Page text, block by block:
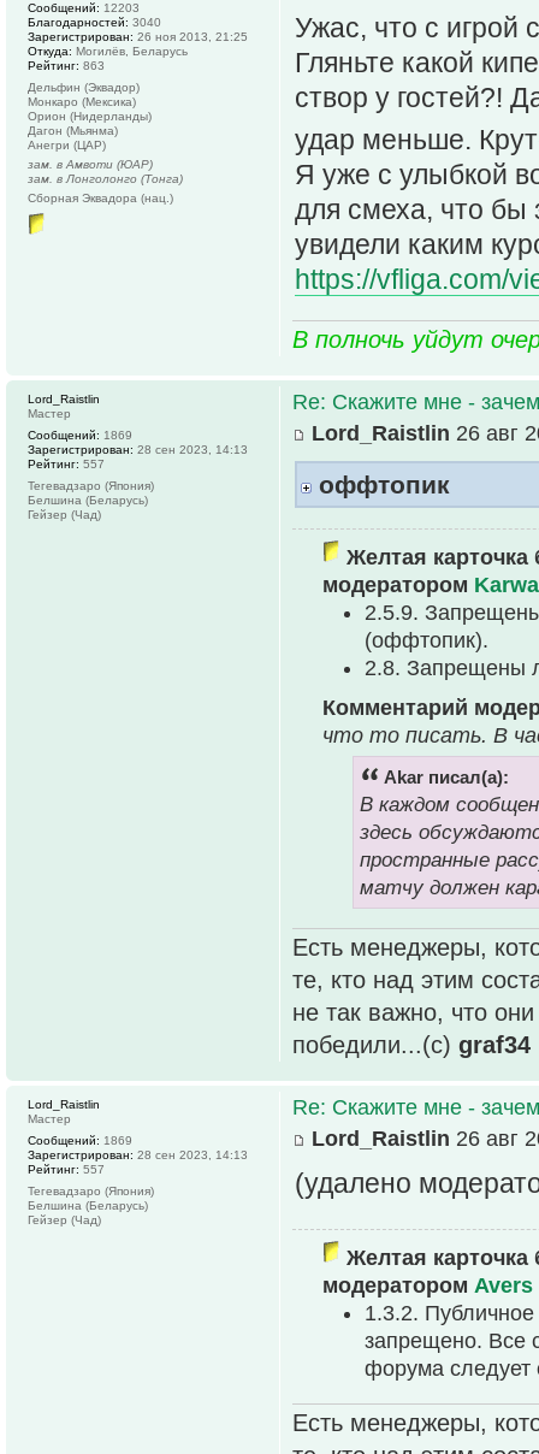
Ужас, что с игрой
Гляньте какой
створ у гостей?!
удар меньше.
Я уже с улыбкой
для смеха, что бы
увидели каким
https://vfliga.com/
В полночь уйдут
Сообщений: 12203
Благодарностей: 3040
Зарегистрирован: 26 ноя 2013, 21:25
Откуда: Могилёв, Беларусь
Рейтинг: 863
Дельфин (Эквадор)
Монкаро (Мексика)
Орион (Нидерланды)
Дагон (Мьянма)
Анегри (ЦАР)
зам. в Амвоти (ЮАР)
зам. в Лонголонго (Тонга)
Сборная Эквадора (нац.)
Re: Скажите мне -
Lord_Raistlin 26 авг
оффтопик
Желтая карточка
модератором
2.5.9.
(оффтопик).
2.8. Запрещены
Комментарий
что то писать. В
Akar писал(а):
В каждом
здесь
пространные
матчу должен
Есть менеджеры,
те, кто над этим
не так важно, что
победили...(с) graf34
Lord_Raistlin
Мастер
Сообщений: 1869
Зарегистрирован: 28 сен 2023, 14:13
Рейтинг: 557
Тегевадзаро (Япония)
Белшина (Беларусь)
Гейзер (Чад)
Re: Скажите мне -
Lord_Raistlin 26 авг
(удалено
Желтая карточка
модератором Avers
1.3.2.
запрещено. Все
форума следует
Есть менеджеры,
Lord_Raistlin
Мастер
Сообщений: 1869
Зарегистрирован: 28 сен 2023, 14:13
Рейтинг: 557
Тегевадзаро (Япония)
Белшина (Беларусь)
Гейзер (Чад)